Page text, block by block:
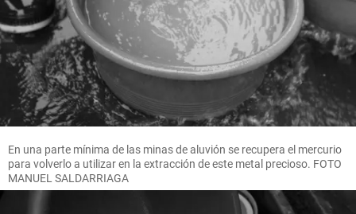
En una parte mínima de las minas de aluvión se recupera el mercurio
para volverlo a utilizar en la extracción de este metal precioso. FOTO
MANUEL SALDARRIAGA